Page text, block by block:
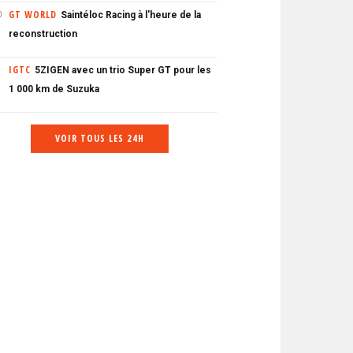
GT WORLD Saintéloc Racing à l'heure de la
reconstruction
IGTC 5ZIGEN avec un trio Super GT pour les
1 000 km de Suzuka
VOIR TOUS LES 24H